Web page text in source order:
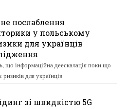
послаблення
у польському
для українців
що інформаційна деескалація поки що
для українців
зі швидкістю 5G